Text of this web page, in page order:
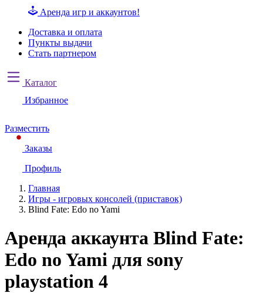
Аренда игр и аккаунтов!
Доставка и оплата
Пункты выдачи
Стать партнером
Каталог
Избранное
Разместить
Заказы
Профиль
Главная
Игры - игровых консолей (приставок)
Blind Fate: Edo no Yami
Аренда аккаунта Blind Fate:
Edo no Yami для sony
playstation 4